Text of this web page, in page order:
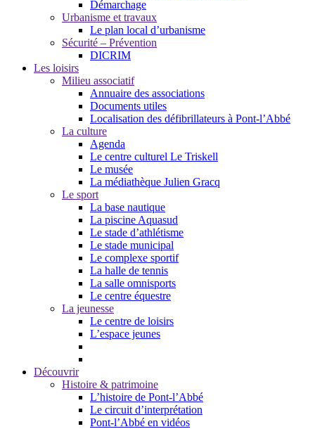
Démarchage
Urbanisme et travaux
Le plan local d’urbanisme
Sécurité – Prévention
DICRIM
Les loisirs
Milieu associatif
Annuaire des associations
Documents utiles
Localisation des défibrillateurs à Pont-l’Abbé
La culture
Agenda
Le centre culturel Le Triskell
Le musée
La médiathèque Julien Gracq
Le sport
La base nautique
La piscine Aquasud
Le stade d’athlétisme
Le stade municipal
Le complexe sportif
La halle de tennis
La salle omnisports
Le centre équestre
La jeunesse
Le centre de loisirs
L’espace jeunes
Découvrir
Histoire & patrimoine
L’histoire de Pont-l’Abbé
Le circuit d’interprétation
Pont-l’Abbé en vidéos